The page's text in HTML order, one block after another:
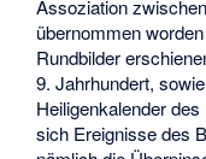
Assoziation
übernommen
Rundbilder
9. Jahrhundert,
Heiligenkalender
sich Ereignisse des